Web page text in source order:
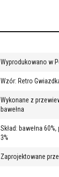
Wyprodukowano w
Wzór: Retro
Wykonane z
bawełna
Skład: bawełna
3%
Zaprojektowane